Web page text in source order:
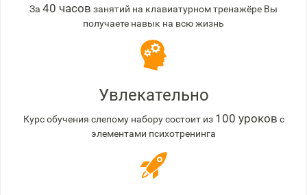
За 40 часов занятий на клавиатурном тренажёре Вы
получаете навык на всю жизнь
Увлекательно
Курс обучения слепому набору состоит из 100 уроков с
элементами психотренинга